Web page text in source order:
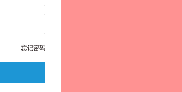
忘记密码